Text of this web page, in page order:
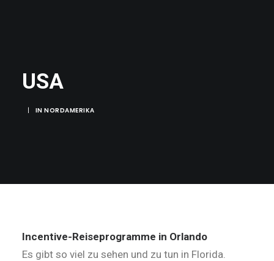
USA
| IN NORDAMERIKA
Incentive-Reiseprogramme in Orlando
Es gibt so viel zu sehen und zu tun in Florida.